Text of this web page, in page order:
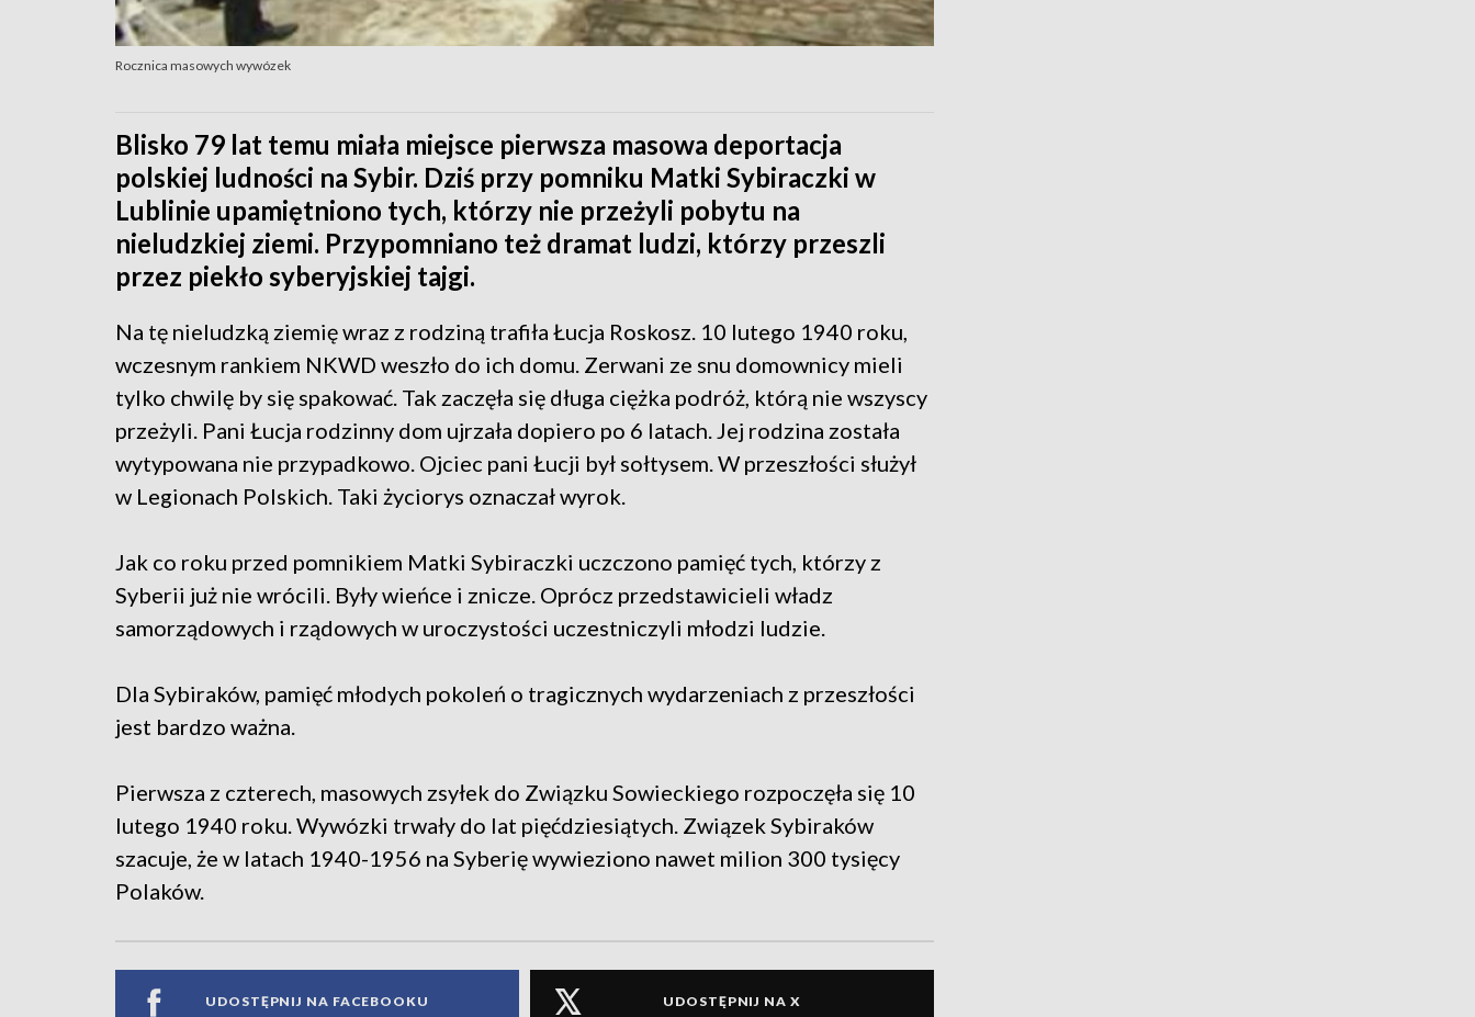
Rocznica masowych wywózek
Blisko 79 lat temu miała miejsce pierwsza masowa deportacja
polskiej ludności na Sybir. Dziś przy pomniku Matki Sybiraczki w
Lublinie upamiętniono tych, którzy nie przeżyli pobytu na
nieludzkiej ziemi. Przypomniano też dramat ludzi, którzy przeszli
przez piekło syberyjskiej tajgi.
Na tę nieludzką ziemię wraz z rodziną trafiła Łucja Roskosz. 10 lutego 1940 roku,
wczesnym rankiem NKWD weszło do ich domu. Zerwani ze snu domownicy mieli
tylko chwilę by się spakować. Tak zaczęła się długa ciężka podróż, którą nie wszyscy
przeżyli. Pani Łucja rodzinny dom ujrzała dopiero po 6 latach. Jej rodzina została
wytypowana nie przypadkowo. Ojciec pani Łucji był sołtysem. W przeszłości służył
w Legionach Polskich. Taki życiorys oznaczał wyrok.
Jak co roku przed pomnikiem Matki Sybiraczki uczczono pamięć tych, którzy z
Syberii już nie wrócili. Były wieńce i znicze. Oprócz przedstawicieli władz
samorządowych i rządowych w uroczystości uczestniczyli młodzi ludzie.
Dla Sybiraków, pamięć młodych pokoleń o tragicznych wydarzeniach z przeszłości
jest bardzo ważna.
Pierwsza z czterech, masowych zsyłek do Związku Sowieckiego rozpoczęła się 10
lutego 1940 roku. Wywózki trwały do lat pięćdziesiątych. Związek Sybiraków
szacuje, że w latach 1940-1956 na Syberię wywieziono nawet milion 300 tysięcy
Polaków.
UDOSTĘPNIJ NA FACEBOOKU UDOSTĘPNIJ NA X